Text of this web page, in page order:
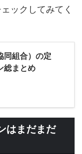
ックしてみてく
同組合）の定
総まとめ
はまだまだ